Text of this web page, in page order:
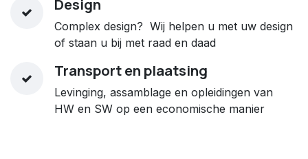
Design
Complex design? Wij helpen u met uw design
of staan u bij met raad en daad
Transport en plaatsing
Levinging, assamblage en opleidingen van
HW en SW op een economische manier